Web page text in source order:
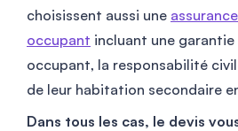
choisissent aussi une
occupant incluant une
occupant, la responsabilité
de leur habitation secondaire
Dans tous les cas, le devis